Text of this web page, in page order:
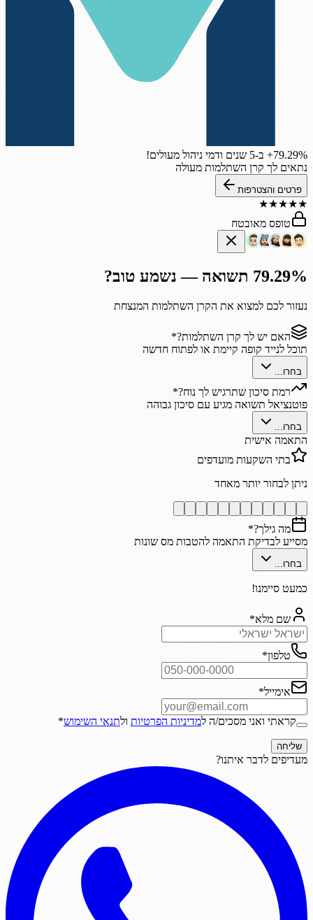
‎+79.29% ב-5 שנים
ודמי ניהול מעולים!
נתאים לך קרן השתלמות מעולה
פרטים והצטרפות
★
★
★
★
★
טופס מאובטח
79.29% תשואה — נשמע טוב?
נעזור לכם למצוא את הקרן השתלמות המנצחת
האם יש לך קרן השתלמות?*
תוכל לנייד קופה קיימת או לפתוח חדשה
בחרו...
רמת סיכון שתרגיש לך נוח?*
פוטנציאל תשואה מגיע עם סיכון גבוהה
בחרו...
התאמה אישית
בתי השקעות מועדפים
ניתן לבחור יותר מאחד
מה גילך?*
מסייע לבדיקת התאמה להטבות מס שונות
בחרו...
כמעט סיימנו!
שם מלא*
טלפון*
אימייל*
קראתי ואני מסכים/ה למדיניות הפרטיות ולתנאי השימוש*
שליחה
מעדיפים לדבר איתנו?